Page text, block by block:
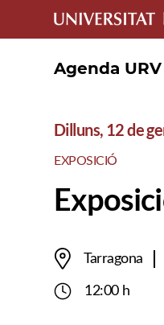
Agenda URV
Dilluns, 12 de
EXPOSICIÓ
Tarragona
12:00 h